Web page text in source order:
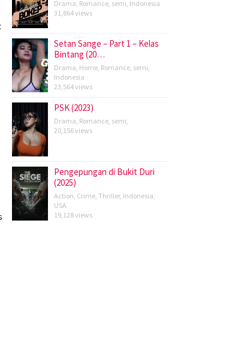
Drama, Romance, semi, Indonesia
31,864 views
Setan Sange – Part 1 – Kelas
Bintang (20…
Drama, Horror, Romance, semi,
Indonesia
23,564 views
PSK (2023)
Drama, Romance, semi,
20,156 views
Pengepungan di Bukit Duri
(2025)
Action, Crime, Thriller, Indonesia,
USA
19,128 views